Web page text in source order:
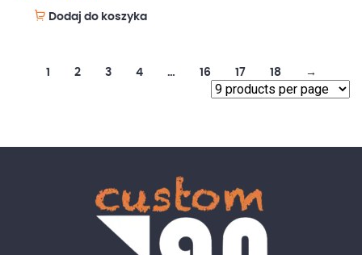
Dodaj do koszyka
1 2 3 4 … 16 17 18 →